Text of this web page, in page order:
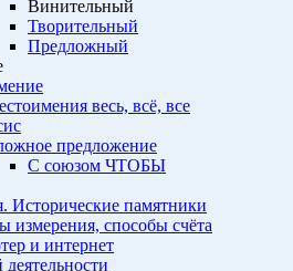
Винительный
Творительный
Предложный
весь, всё, все
предложение
С союзом ЧТОБЫ
Исторические памятники
измерения, способы счёта
и интернет